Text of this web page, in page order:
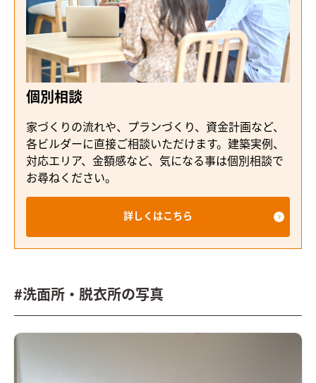
個別相談
家づくりの流れや、プランづくり、資金計画など、
各ビルダーに直接ご相談いただけます。建築実例、
対応エリア、金額感など、気になる事は個別相談で
お尋ねください。
詳しくはこちら
#洗面所・脱衣所の写真